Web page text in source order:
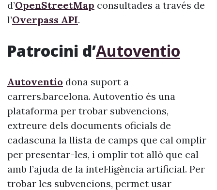
d’OpenStreetMap consultades a través de
l’Overpass API.
Patrocini d’Autoventio
Autoventio dona suport a
carrers.barcelona. Autoventio és una
plataforma per trobar subvencions,
extreure dels documents oficials de
cadascuna la llista de camps que cal omplir
per presentar-les, i omplir tot allò que cal
amb l’ajuda de la intel·ligència artificial. Per
trobar les subvencions, permet usar